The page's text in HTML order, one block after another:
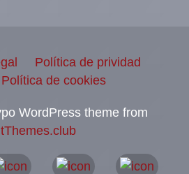
Política de prividad
Política de cookies
WordPress theme from